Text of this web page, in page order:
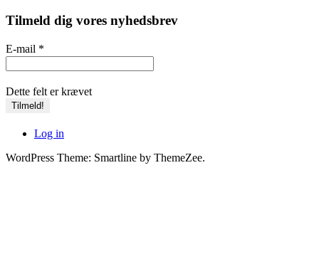
Tilmeld dig vores nyhedsbrev
E-mail *
Dette felt er krævet
Log in
WordPress Theme: Smartline by ThemeZee.